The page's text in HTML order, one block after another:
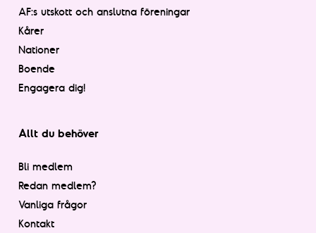
AF:s utskott och anslutna föreningar
Kårer
Nationer
Boende
Engagera dig!
Allt du behöver
Bli medlem
Redan medlem?
Vanliga frågor
Kontakt